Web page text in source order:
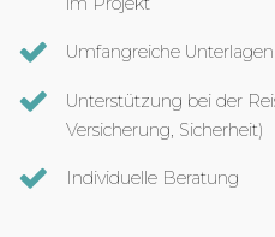
Umfangreiche
Unterstützung bei der
Versicherung, Sicherheit)
Individuelle Beratung